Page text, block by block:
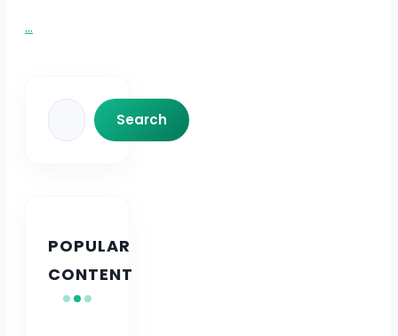
...
Search
Search
POPULAR
CONTENT